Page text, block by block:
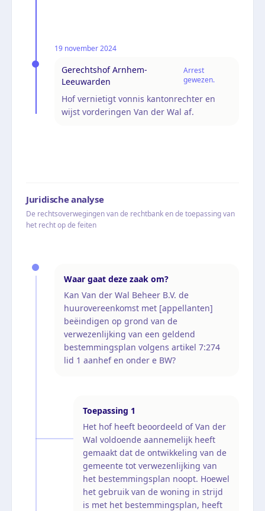
19 november 2024
Gerechtshof Arnhem-
Leeuwarden
Arrest
gewezen.
Hof vernietigt vonnis kantonrechter en
wijst vorderingen Van der Wal af.
Juridische analyse
De rechtsoverwegingen van de rechtbank en de toepassing van
het recht op de feiten
Waar gaat deze zaak om?
Kan Van der Wal Beheer B.V. de
huurovereenkomst met [appellanten]
beëindigen op grond van de
verwezenlijking van een geldend
bestemmingsplan volgens artikel 7:274
lid 1 aanhef en onder e BW?
Toepassing 1
Het hof heeft beoordeeld of Van der
Wal voldoende aannemelijk heeft
gemaakt dat de ontwikkeling van de
gemeente tot verwezenlijking van
het bestemmingsplan noopt. Hoewel
het gebruik van de woning in strijd
is met het bestemmingsplan, heeft